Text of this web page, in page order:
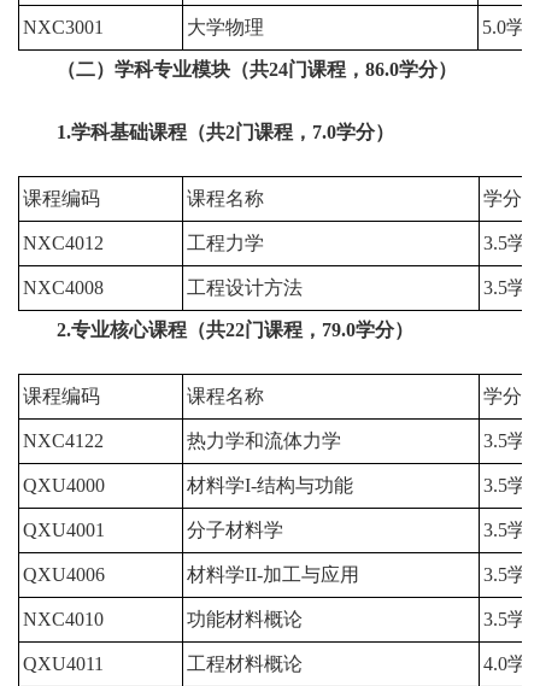
NXC3001 大学物理 5.0学
（二）学科专业模块（共24门课程，86.0学分）
1.学科基础课程（共2门课程，7.0学分）
课程编码 课程名称 学分
NXC4012 工程力学 3.5学
NXC4008 工程设计方法 3.5学
2.专业核心课程（共22门课程，79.0学分）
课程编码 课程名称 学分
NXC4122 热力学和流体力学 3.5学
QXU4000 材料学I-结构与功能 3.5学
QXU4001 分子材料学 3.5学
QXU4006 材料学II-加工与应用 3.5学
NXC4010 功能材料概论 3.5学
QXU4011 工程材料概论 4.0学